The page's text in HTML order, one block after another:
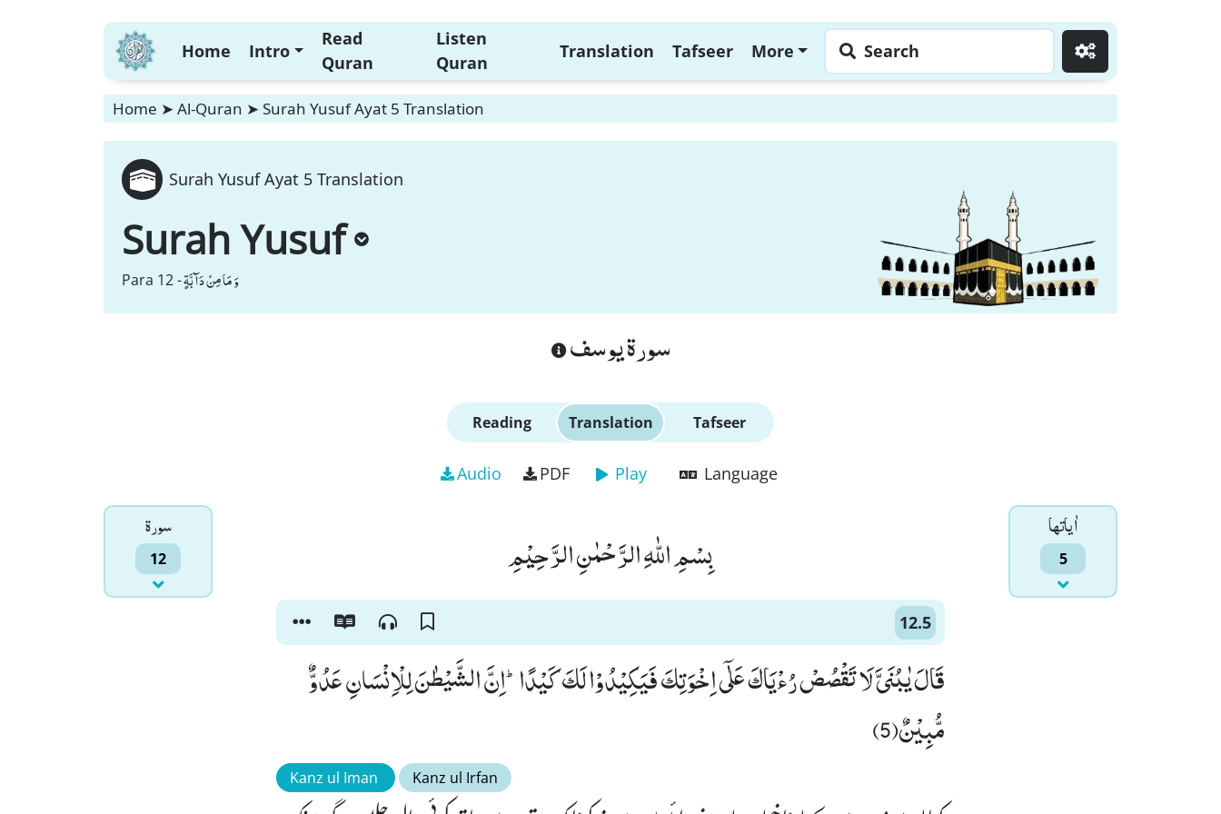
Home Intro
Read
Quran
Listen
Quran
Translation Tafseer More Search
Home ➤ Al-Quran ➤ Surah Yusuf Ayat 5 Translation
Surah Yusuf Ayat 5 Translation
Surah Yusuf
Para 12 -وَ مَا مِنْ دَآبَّةٍ
سورة يوسف
Reading Translation Tafseer
Audio PDF Play Language
سورۃ
12
اٰياتها
5 بِسْمِ اللّٰهِ الرَّحْمٰنِ الرَّحِیْمِ
12.5
قَالَ یٰبُنَیَّ لَا تَقْصُصْ رُءْیَاكَ عَلٰۤى اِخْوَتِكَ فَیَكِیْدُوْا لَكَ كَیْدًاؕ-اِنَّ الشَّیْطٰنَ لِلْاِنْسَانِ عَدُوٌّ
مُّبِیْنٌ(5)
Kanz ul Iman Kanz ul Irfan